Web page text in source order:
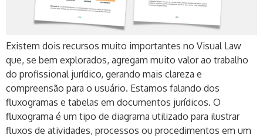
Existem dois recursos muito importantes no Visual Law
que, se bem explorados, agregam muito valor ao trabalho
do profissional jurídico, gerando mais clareza e
compreensão para o usuário. Estamos falando dos
fluxogramas e tabelas em documentos jurídicos. O
fluxograma é um tipo de diagrama utilizado para ilustrar
fluxos de atividades, processos ou procedimentos em um